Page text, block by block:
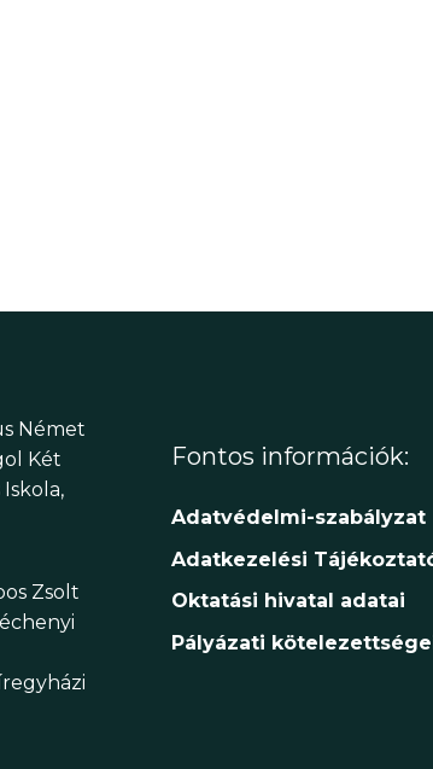
Német
Két
Zsolt
Fontos információk:
Adatvédelmi-szabályzat
Adatkezelési
Oktatási hivatal adatai
Pályázati